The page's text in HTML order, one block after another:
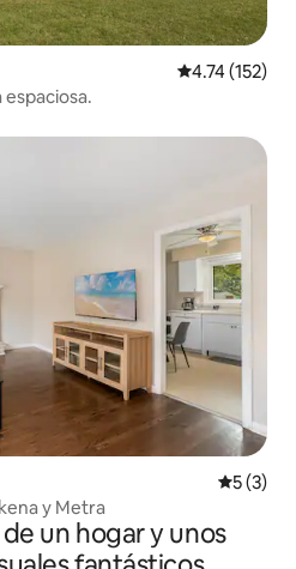
Calificación
4.74 (152)
espaciosa.
5 (3)
y Metra
un hogar y unos